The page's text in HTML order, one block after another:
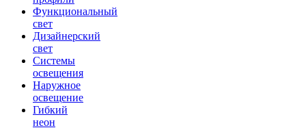
Функциональный
свет
Дизайнерский
свет
Системы
освещения
Наружное
освещение
Гибкий
неон